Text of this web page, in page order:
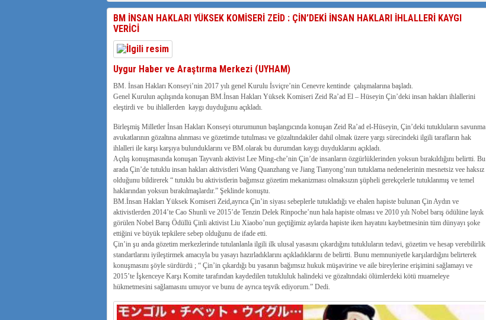
İŞGALCİ ÇİN’DEN “FETİHLER SULTANI MEHMET”DİZİSİNE GARİP SANSÜR VE HADSIZ İHTAR
BM İNSAN HAKLARI YÜKSEK KOMİSERİ ZEİD : ÇİN’DEKİ İNSAN HAKLARI İHLALLERİ KAYGI
VERİCİ
Uygur Haber ve Araştırma Merkezi (UYHAM)
BM. İnsan Hakları Konseyi’nin 2017 yılı genel Kurulu İsviçre’nin Cenevre kentinde çalışmalarına başladı.
Genel Kurulun açılışında konuşan BM.İnsan Hakları Yüksek Komiseri Zeid Ra’ad El – Hüseyin Çin’deki insan hakları ihlallerini
eleştirdi ve bu ihlallerden kaygı duyduğunu açıkladı.
Birleşmiş Milletler İnsan Hakları Konseyi oturumunun başlangıcında konuşan Zeid Ra’ad el-Hüseyin, Çin’deki tutukluların savunma
avukatlarının gözaltına alınması ve gözetimde tutulması ve gözaltındakiler dahil olmak üzere yargı sürecindeki ilgili tarafların hak
ihlalleri ile karşı karşıya bulunduklarını ve BM.olarak bu durumdan kaygı duyduklarını açıkladı.
Açılış konuşmasında konuşan Tayvanlı aktivist Lee Ming-che’nin Çin’de insanların özgürlüklerinden yoksun bırakıldığını belirtti. Bu
arada Çin’de tutuklu insan hakları aktivistleri Wang Quanzhang ve Jiang Tianyong’nun tutuklama nedenelerinin mesnetsiz vee haksız
olduğunu bildirerek “ tutuklu bu aktivistlerin bağımsız gözetim mekanizması olmaksızın şüpheli gerekçelerle tutuklanmış ve temel
haklarından yoksun bırakılmaşlardır.” Şeklinde konuştu.
BM.İnsan Hakları Yüksek Komiseri Zeid,ayrıca Çin’in siyası sebeplerle tutukladığı ve ehalen hapiste bulunan Çin Aydın ve
aktivistlerden 2014’te Cao Shunli ve 2015’de Tenzin Delek Rinpoche’nun hala hapiste olması ve 2010 yılı Nobel barış ödülüne layık
görülen Nobel Barış Ödüllü Çinli aktivist Liu Xiaobo’nun geçtiğimiz aylarda hapiste iken hayatını kaybetmesinin tüm dünyayı şoke
ettiğini ve büyük tepkilere sebep olduğunu de ifade etti.
Çin’in şu anda gözetim merkezlerinde tutulanlanla ilgili ilk ulusal yasasını çıkardığını tutukluların tedavi, gözetim ve hesap verebilirlik
standartlarını iyileştirmek amacıyla bu yasayı hazırladıklarını açıkladıklarını de belirtti. Bunu memnuniyetle karşılardığını belirterek
konuşmasını şöyle sürdürdü ; “ Çin’in çıkardığı bu yasanın bağımsız hukuk müşavirine ve aile bireylerine erişimini sağlamayı ve
2015’te İşkenceye Karşı Komite tarafından kaydedilen tutukluluk halindeki ve gözaltındaki ölümlerdeki kötü muameleye
hükmetmesini sağlamasını umuyor ve bunu de ayrıca teşvik ediyorum.” Dedi.